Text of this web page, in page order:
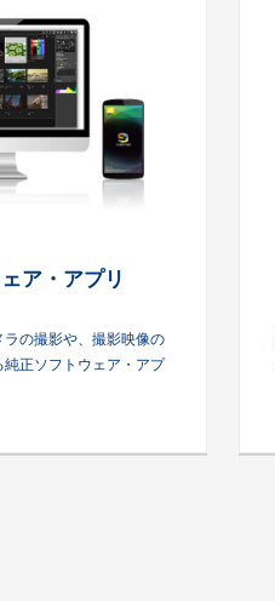
ア・アプリ
の撮影や、撮影映像の
正ソフトウェア・アプ